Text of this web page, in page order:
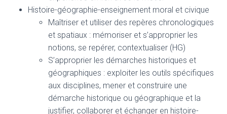
Histoire-géographie-enseignement moral et civique
Maîtriser et utiliser des repères chronologiques
et spatiaux : mémoriser et s’approprier les
notions, se repérer, contextualiser (HG)
S’approprier les démarches historiques et
géographiques : exploiter les outils spécifiques
aux disciplines, mener et construire une
démarche historique ou géographique et la
justifier, collaborer et échanger en histoire-